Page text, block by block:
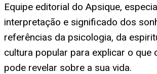
Equipe editorial do Apsique,
interpretação e significado dos
referências da psicologia, da
cultura popular para explicar o que
pode revelar sobre a sua vida.